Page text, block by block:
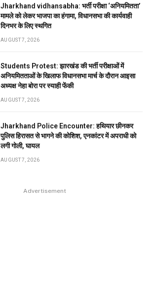
Jharkhand vidhansabha: भर्ती परीक्षा ‘अनियमितता’
मामले को लेकर भाजपा का हंगामा, विधानसभा की कार्यवाही
दिनभर के लिए स्थगित
AUGUST 7, 2026
Students Protest: झारखंड की भर्ती परीक्षाओं में
अनियमितताओं के खिलाफ विधानसभा मार्च के दौरान आइसा
अध्यक्ष नेहा बोरा पर स्याही फेंकी
AUGUST 7, 2026
Jharkhand Police Encounter: हथियार छीनकर
पुलिस हिरासत से भागने की कोशिश, एनकांटर में अपराधी को
लगी गोली, घायल
AUGUST 7, 2026
Advertisement